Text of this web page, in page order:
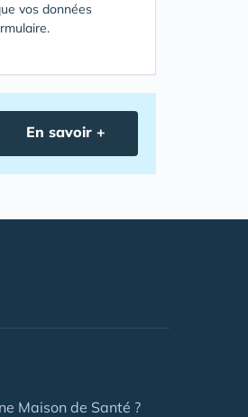
vos données
En savoir +
Maison de Santé ?